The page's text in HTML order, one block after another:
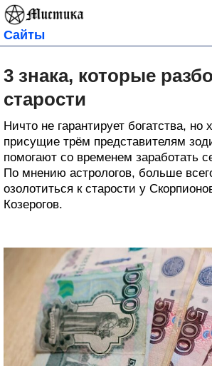
Сайты
3 знака, которые
старости
Ничто не гарантирует богатства, но
присущие трём представителям
помогают со временем заработать
По мнению астрологов, больше
озолотиться к старости у
Козерогов.